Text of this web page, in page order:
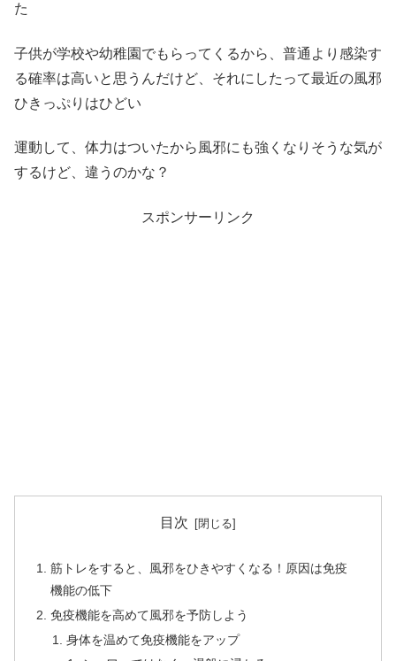
た
子供が学校や幼稚園でもらってくるから、普通より感染す
る確率は高いと思うんだけど、それにしたって最近の風邪
ひきっぷりはひどい
運動して、体力はついたから風邪にも強くなりそうな気が
するけど、違うのかな？
スポンサーリンク
目次
筋トレをすると、風邪をひきやすくなる！原因は免疫
機能の低下
免疫機能を高めて風邪を予防しよう
身体を温めて免疫機能をアップ